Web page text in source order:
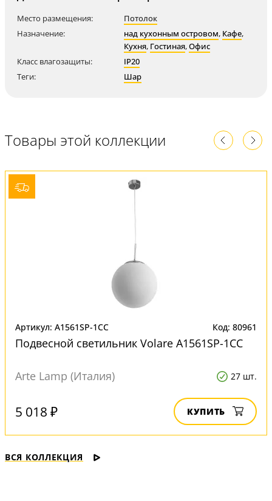
Место размещения:
Потолок
Назначение:
над кухонным островом, Кафе,
Кухня, Гостиная,Офис
Класс влагозащиты:
IP20
Теги:
Шар
Товары этой коллекции
Артикул: A1561SP-1CC Код: 80961
Подвесной светильник Volare A1561SP-1CC
Arte Lamp (Италия) 27 шт.
5 018 ₽ КУПИТЬ
ВСЯ КОЛЛЕКЦИЯ